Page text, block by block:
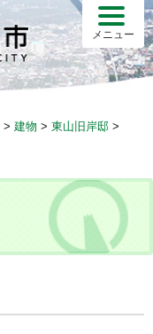
メニュー
> 建物 > 東山旧岸邸 >